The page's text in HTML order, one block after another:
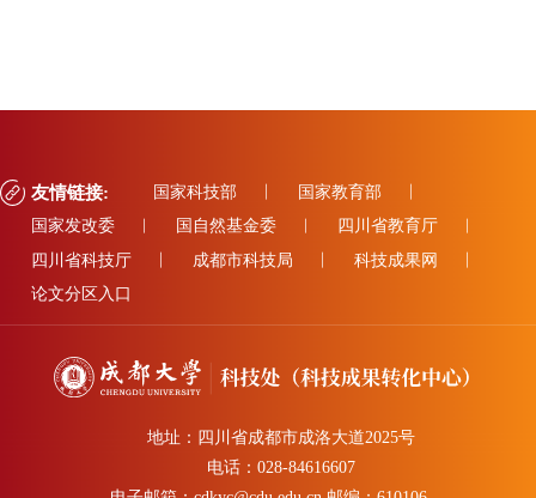
友情链接: 国家科技部
国家教育部
国家发改委
国自然基金委
四川省教育厅
四川省科技厅
成都市科技局
科技成果网
论文分区入口
地址：四川省成都市成洛大道2025号
电话：028-84616607